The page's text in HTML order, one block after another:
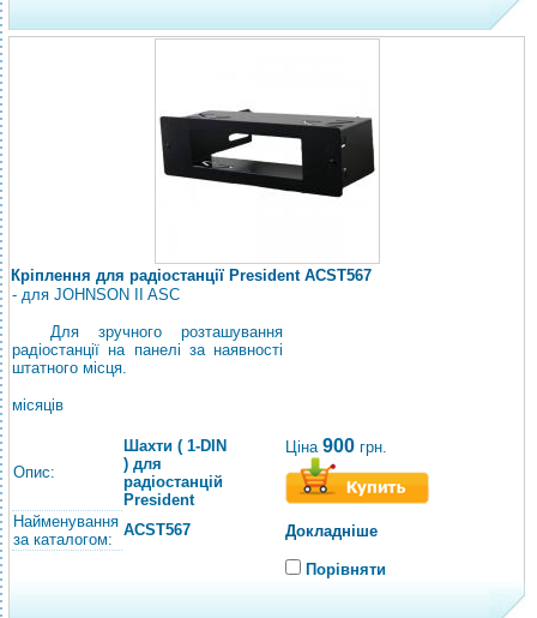
Кріплення для радіостанції President ACST567
- для JOHNSON II ASC
Для зручного розташування
радіостанції на панелі за наявності
штатного місця.
місяців
Опис:
Шахти ( 1-DIN
) для
радіостанцій
President
Найменування
за каталогом:
ACST567
Ціна 900 грн.
Докладніше
Порівняти